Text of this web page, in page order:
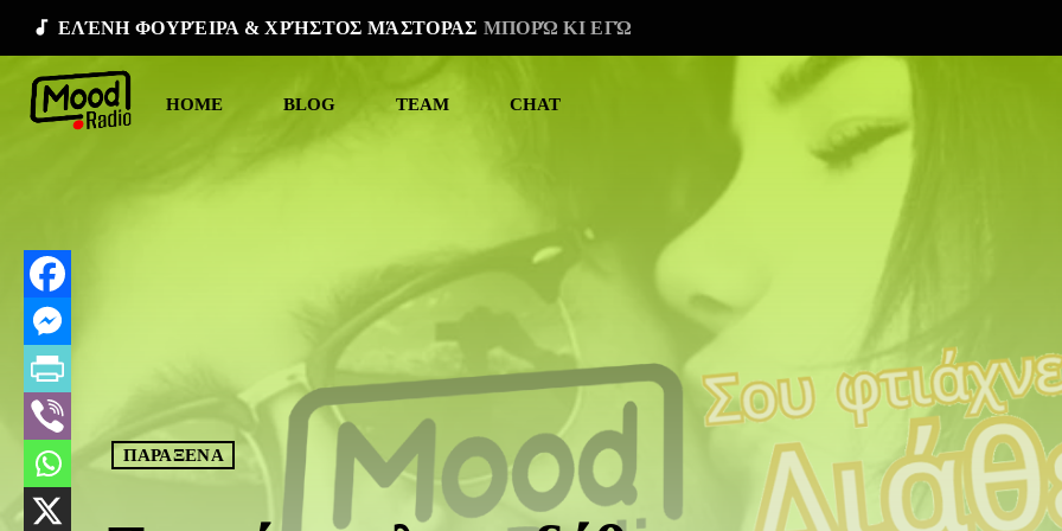
audiotrack ΕΛΈΝΗ ΦΟΥΡΈΙΡΑ & ΧΡΉΣΤΟΣ ΜΆΣΤΟΡΑΣ ΜΠΟΡΏ ΚΙ ΕΓΏ
HOME BLOG TEAM CHAT
ΠΑΡΑΞΕΝΑ